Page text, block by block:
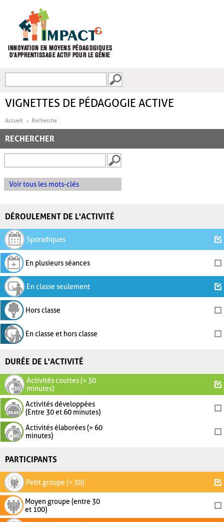
FORMULAIRE DE
VIGNETTES DE PÉDAGOGIE ACTIVE
Accueil Recherche
RECHERCHER
Voir tous les mots-clés
DÉROULEMENT DE L'ACTIVITÉ
Sporadiques
En plusieurs séances
En classe seulement
Hors classe
En classe et hors classe
DURÉE DE L'ACTIVITÉ
Activités courtes (< 30
minutes)
Activités développées
(Entre 30 et 60 minutes)
Activités élaborées (> 60
minutes)
PARTICIPANTS
Petit groupe (< 30)
Moyen groupe (entre 30
et 100)